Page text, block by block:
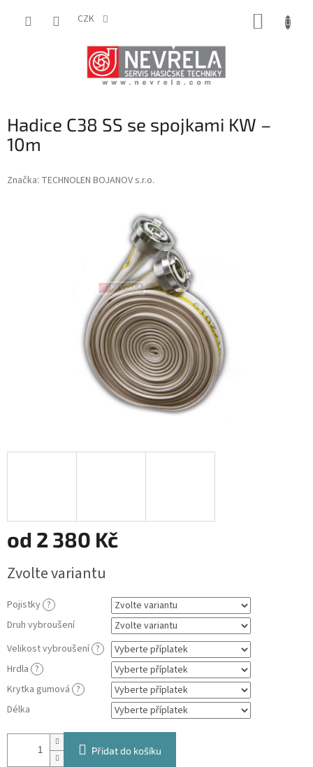
CZK
Hadice C38 SS se spojkami KW –
10m
Značka: TECHNOLEN BOJANOV s.r.o.
od 2 380 Kč
cena:
Zvolte variantu
Pojistky ?
Druh vybroušení
Velikost vybroušení ?
Hrdla ?
Krytka gumová ?
Délka
Přidat do košíku